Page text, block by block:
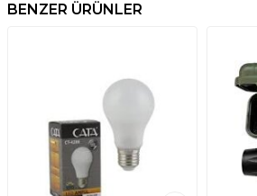
BENZER ÜRÜNLER